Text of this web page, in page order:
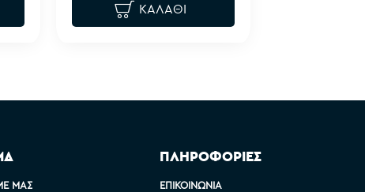
ΚΑΛΆΘΙ
ΜΑΣ
ΠΛΗΡΟΦΟΡΙΕΣ
ΕΠΙΚΟΙΝΩΝΊΑ